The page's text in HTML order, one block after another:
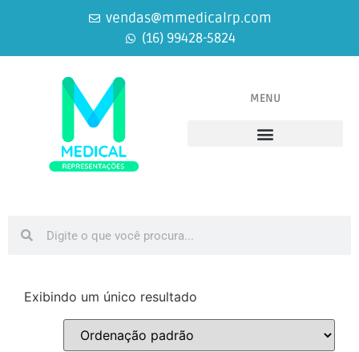
vendas@mmedicalrp.com
(16) 99428-5824
MENU
Exibindo um único resultado